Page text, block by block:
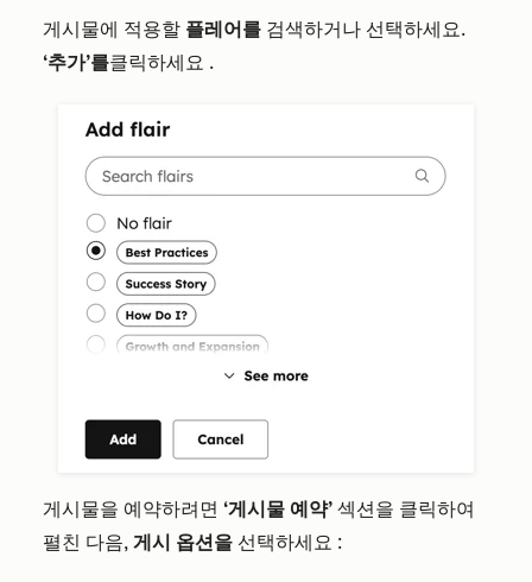
게시물에 적용할 플레어를 검색하거나 선택하세요.
‘추가’를클릭하세요 .
게시물을 예약하려면 ‘게시물 예약’ 섹션을 클릭하여
펼친 다음, 게시 옵션을 선택하세요 :